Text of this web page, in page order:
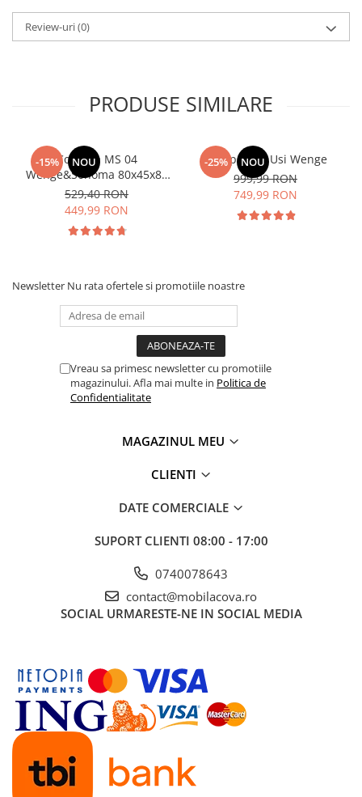
Review-uri(0)
PRODUSE SIMILARE
-15% NOU
Comoda MS 04
Wenge&Sonoma 80x45x85
cm
529,40 RON
449,99 RON
-25% NOU
Dulap Rio 3 Usi Wenge
999,99 RON
749,99 RON
Newsletter Nu rata ofertele si promotiile noastre
Vreau sa primesc newsletter cu promotiile
magazinului. Afla mai multe in Politica de
Confidentialitate
MAGAZINUL MEU
CLIENTI
DATE COMERCIALE
SUPORT CLIENTI 08:00 - 17:00
0740078643
contact@mobilacova.ro
SOCIAL URMARESTE-NE IN SOCIAL MEDIA